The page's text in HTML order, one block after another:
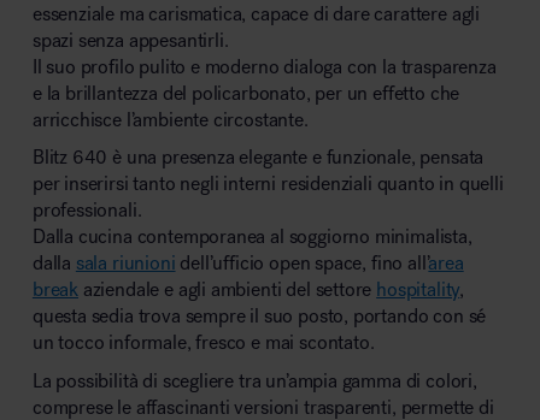
essenziale ma carismatica, capace di dare carattere agli
spazi senza appesantirli.
Il suo profilo pulito e moderno dialoga con la trasparenza
e la brillantezza del policarbonato, per un effetto che
arricchisce l’ambiente circostante.
Blitz 640 è una presenza elegante e funzionale, pensata
per inserirsi tanto negli interni residenziali quanto in quelli
professionali.
Dalla cucina contemporanea al soggiorno minimalista,
dalla sala riunioni dell’ufficio open space, fino all’area
break aziendale e agli ambienti del settore hospitality,
questa sedia trova sempre il suo posto, portando con sé
un tocco informale, fresco e mai scontato.
La possibilità di scegliere tra un’ampia gamma di colori,
comprese le affascinanti versioni trasparenti, permette di